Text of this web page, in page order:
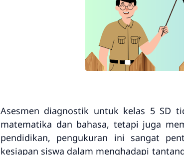
Asesmen diagnostik untuk kelas 5 SD
matematika dan bahasa, tetapi juga
pendidikan, pengukuran ini sangat
kesiapan siswa dalam menghadapi